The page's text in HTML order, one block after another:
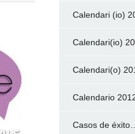
Calendari (io)
Calendari(io)
Calendari(o)
Calendario
Casos de